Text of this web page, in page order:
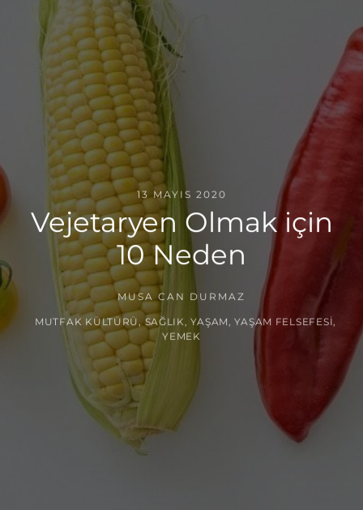
13 MAYIS 2020
Vejetaryen Olmak için
10 Neden
MUSA CAN DURMAZ
MUTFAK KÜLTÜRÜ ,SAĞLIK ,YAŞAM ,YAŞAM FELSEFESI,
YEMEK